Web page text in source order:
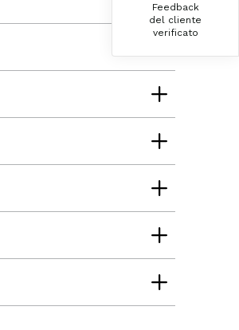
Feedback
del cliente
verificato
pacchetto degustazione, consegna
verificato
sempre questi prodotti davvero ottimi,
è il nostro preferito.
d'occhio!!!!!!! Per questo ne